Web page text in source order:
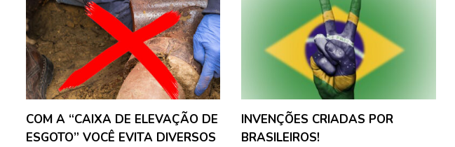
COM A “CAIXA DE ELEVAÇÃO DE
ESGOTO” VOCÊ EVITA DIVERSOS
INVENÇÕES CRIADAS POR
BRASILEIROS!